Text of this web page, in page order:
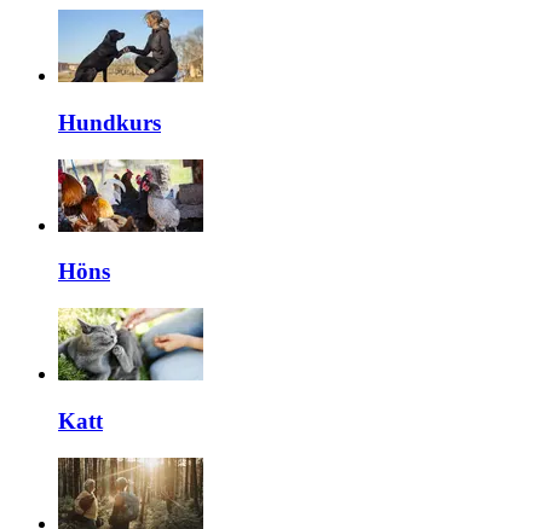
Hundkurs
Höns
Katt